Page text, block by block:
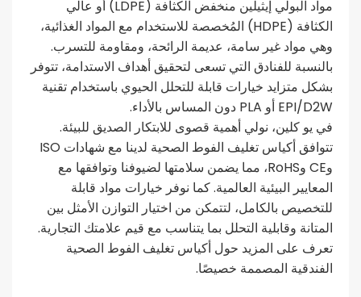
مواد البولي إيثيلين منخفض الكثافة (LDPE) أو عالي
الكثافة (HDPE) المُخصصة للاستخدام مع المواد الغذائية،
وهي مواد غير سامة، عديمة الرائحة، ومقاومة للتسرب.
بالنسبة للفنادق التي تسعى لتحقيق أهداف الاستدامة، تتوفر
بشكل متزايد خيارات قابلة للتحلل الحيوي باستخدام تقنية
EPI/D2W أو PLA دون المساس بالأداء.
في يو كلين، نولي أهمية قصوى للابتكار الصديق للبيئة.
تتوافق أكياس تغليف الفوط الصحية لدينا مع شهادات ISO
وCE وRoHS، مما يضمن سلامتها لضيوفنا وتوافقها مع
المعايير البيئية العالمية. كما نوفر خيارات مواد قابلة
للتخصيص بالكامل، لتتمكن من اختيار التوازن الأمثل بين
المتانة وقابلية التحلل بما يتناسب مع قيم علامتك التجارية.
تعرف على المزيد حول أكياس تغليف الفوط الصحية
الفندقية المصممة خصيصًا.